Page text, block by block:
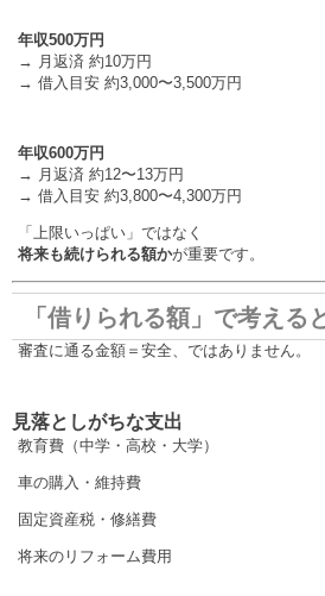
年収500万円
→ 月返済 約10万円
→ 借入目安 約3,000〜3,500万円
年収600万円
→ 月返済 約12〜13万円
→ 借入目安 約3,800〜4,300万円
「上限いっぱい」ではなく
将来も続けられる額かが重要です。
「借りられる額」で考える
審査に通る金額＝安全、ではありません。
見落としがちな支出
教育費（中学・高校・大学）
車の購入・維持費
固定資産税・修繕費
将来のリフォーム費用